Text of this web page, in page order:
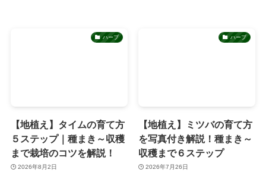
ハーブ
【地植え】タイムの育て方
５ステップ｜種まき～収穫
まで栽培のコツを解説！
2026年8月2日
ハーブ
【地植え】ミツバの育て方
を写真付き解説！種まき～
収穫まで６ステップ
2026年7月26日